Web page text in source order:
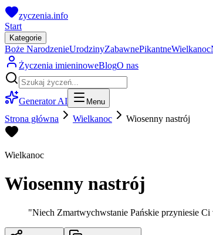
zyczenia.info
Start
Kategorie
Boże NarodzenieUrodzinyZabawnePikantneWielkanoc
Życzenia imieninoweBlogO nas
Generator AI Menu
Strona główna Wielkanoc Wiosenny nastrój
Wielkanoc
Wiosenny nastrój
"Niech Zmartwychwstanie Pańskie przyniesie Ci